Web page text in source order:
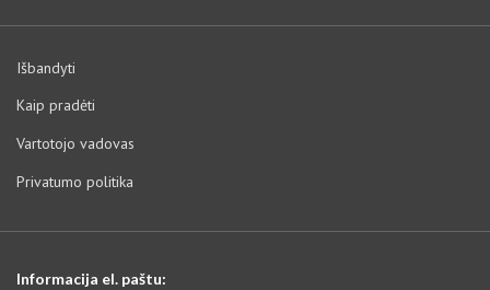
Išbandyti
Kaip pradėti
Vartotojo vadovas
Privatumo politika
Informacija el. paštu: